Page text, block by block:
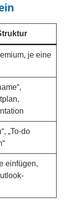
je eine
„To-do
einfügen,